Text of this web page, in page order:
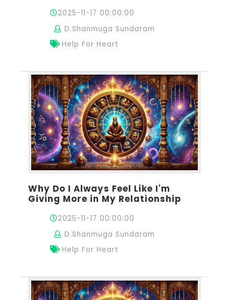
2025-11-17 00:00:00
D.Shanmuga Sundaram
Help For Heart
Why Do I Always Feel Like I'm
Giving More in My Relationship
2025-11-17 00:00:00
D.Shanmuga Sundaram
Help For Heart